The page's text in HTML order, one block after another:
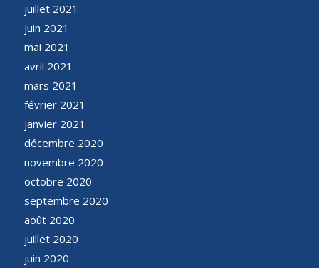
juillet 2021
juin 2021
mai 2021
avril 2021
mars 2021
février 2021
janvier 2021
décembre 2020
novembre 2020
octobre 2020
septembre 2020
août 2020
juillet 2020
juin 2020